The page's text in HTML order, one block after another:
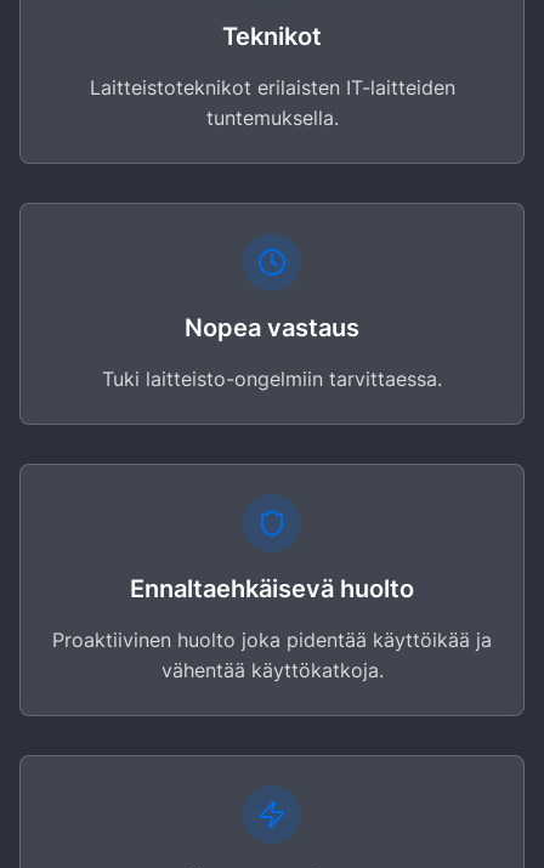
Teknikot
Laitteistoteknikot erilaisten IT-laitteiden
tuntemuksella.
Nopea vastaus
Tuki laitteisto-ongelmiin tarvittaessa.
Ennaltaehkäisevä huolto
Proaktiivinen huolto joka pidentää käyttöikää ja
vähentää käyttökatkoja.